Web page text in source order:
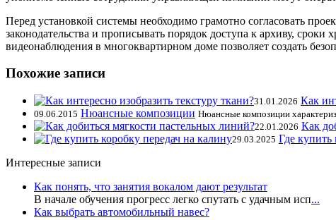
Перед установкой системы необходимо грамотно согласовать
законодательства и прописывать порядок доступа к архиву,
видеонаблюдения в многоквартирном доме позволяет создать
Похожие записи
31.01.2026 Как
09.06.2015 Нюансные композиции Нюансные композиции
22.01.2026 Как
29.03.2025 Где купить
Интересные записи
Как понять, что занятия вокалом дают результат
В начале обучения прогресс легко спутать с удачным исп...
Как выбрать автомобильный навес?